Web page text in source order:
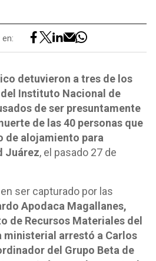
detuvieron a tres de los
Instituto Nacional de
de ser presuntamente
de las 40 personas que
de alojamiento para
Juárez, el pasado 27 de
ser capturado por las
Apodaca Magallanes,
de Recursos Materiales del
ministerial arrestó a Carlos
del Grupo Beta de